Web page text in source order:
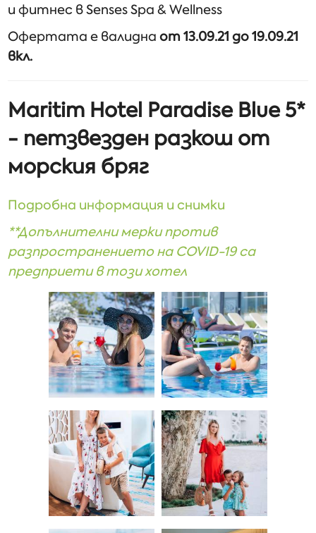
и фитнес в Senses Spa & Wellness
Офертата е валиднаот 13.09.21 до 19.09.21
вкл.
Maritim Hotel Paradise Blue 5*
- петзвезден разкош от
морския бряг
Подробна информация и снимки
**Допълнителни мерки против
разпространението на COVID-19 са
предприети в този хотел